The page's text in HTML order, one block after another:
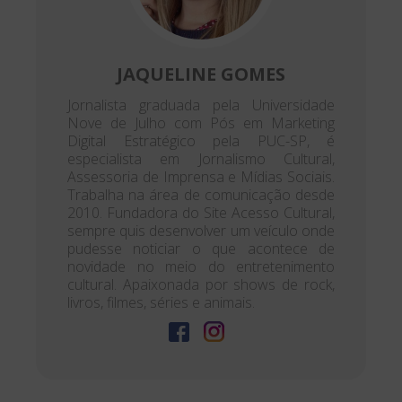
JAQUELINE GOMES
Jornalista graduada pela Universidade
Nove de Julho com Pós em Marketing
Digital Estratégico pela PUC-SP, é
especialista em Jornalismo Cultural,
Assessoria de Imprensa e Mídias Sociais.
Trabalha na área de comunicação desde
2010. Fundadora do Site Acesso Cultural,
sempre quis desenvolver um veículo onde
pudesse noticiar o que acontece de
novidade no meio do entretenimento
cultural. Apaixonada por shows de rock,
livros, filmes, séries e animais.